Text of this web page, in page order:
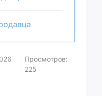
для учебы,
Просмотров:
225